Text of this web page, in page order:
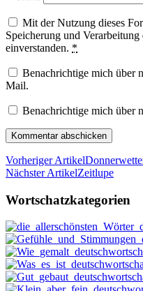
Mit der Nutzung dieses
Speicherung und
einverstanden. *
Benachrichtige mich über
Mail.
Benachrichtige mich über
Vorheriger Artikel
Nächster ArtikelZeitlupe
Wortschatzkategorien